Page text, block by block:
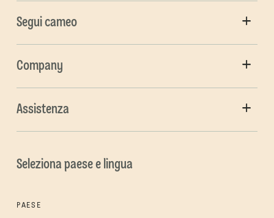
Segui cameo
Company
Assistenza
Seleziona paese e lingua
PAESE